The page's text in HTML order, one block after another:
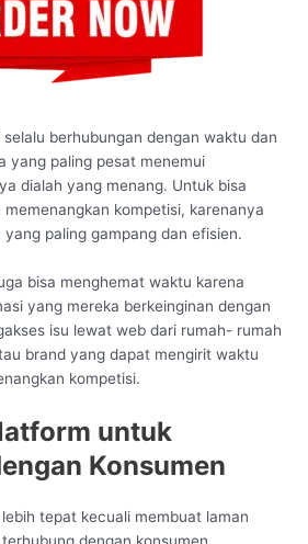
berhubungan dengan waktu dan
yang paling pesat menemui
dialah yang menang. Untuk bisa
kompetisi, karenanya
paling gampang dan efisien.
bisa menghemat waktu karena
yang mereka berkeinginan dengan
isu lewat web dari rumah- rumah
brand yang dapat mengirit waktu
kompetisi.
untuk
Konsumen
tepat kecuali membuat laman
dengan konsumen.
Lenteraweb